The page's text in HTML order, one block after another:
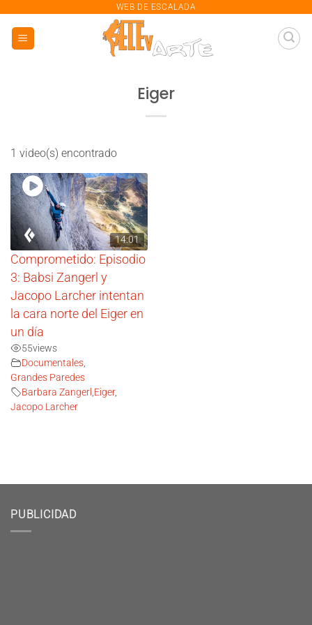
contenido
WEB DE ESCALADA
Eiger
1 video(s) encontrado
14:01
Comprometido: Episodio
3: Babsi Zangerl y
Jacopo Larcher intentan
la cara norte del Eiger en
un día
55views
Documentales,
Grandes Paredes
Barbara Zangerl ,Eiger,
Jacopo Larcher
PUBLICIDAD